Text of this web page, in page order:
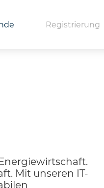
Registrierung
Mit unseren IT-